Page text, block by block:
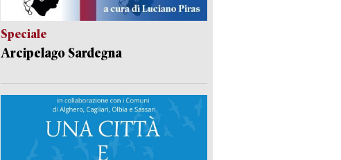
Speciale
Arcipelago Sardegna